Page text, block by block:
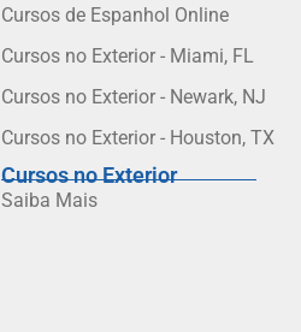
Cursos de Espanhol Online
Cursos no Exterior - Miami, FL
Cursos no Exterior - Newark, NJ
Cursos no Exterior - Houston, TX
Cursos no Exterior
Saiba Mais